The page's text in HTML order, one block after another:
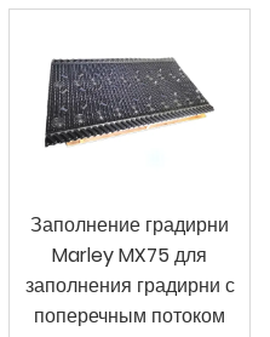
Заполнение градирни
Marley MX75 для
заполнения градирни с
поперечным потоком